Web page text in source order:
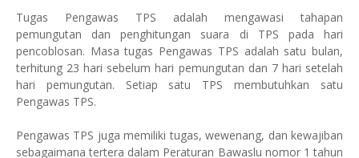
Tugas Pengawas TPS adalah mengawasi tahapan
pemungutan dan penghitungan suara di TPS pada hari
pencoblosan. Masa tugas Pengawas TPS adalah satu bulan,
terhitung 23 hari sebelum hari pemungutan dan 7 hari setelah
hari pemungutan. Setiap satu TPS membutuhkan satu
Pengawas TPS.
Pengawas TPS juga memiliki tugas, wewenang, dan kewajiban
sebagaimana tertera dalam Peraturan Bawaslu nomor 1 tahun